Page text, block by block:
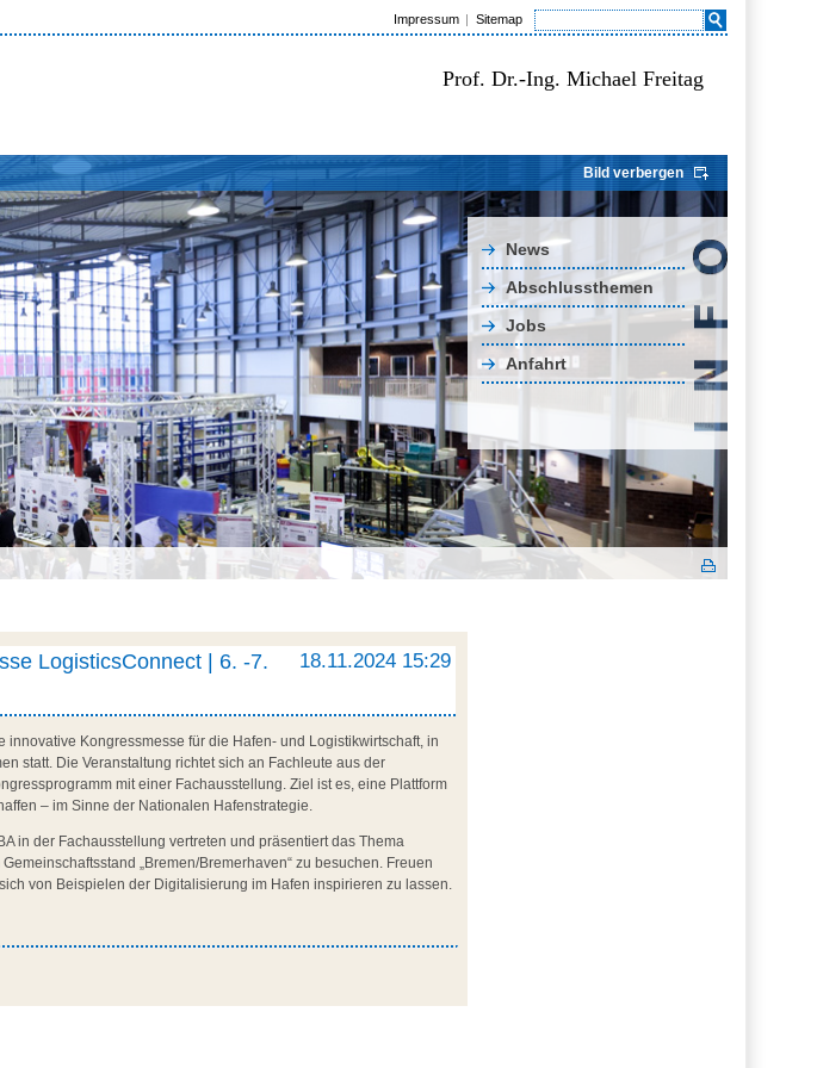
Impressum Sitemap
Prof. Dr.-Ing. Michael Freitag
Bild verbergen
News
Abschlussthemen
Jobs
Anfahrt
18.11.2024 15:29
LogisticsConnect | 6. -7.
Kongressmesse für die Hafen- und Logistikwirtschaft, in
statt. Die Veranstaltung richtet sich an Fachleute aus der
mit einer Fachausstellung. Ziel ist es, eine Plattform
– im Sinne der Nationalen Hafenstrategie.
in der Fachausstellung vertreten und präsentiert das Thema
„Bremen/Bremerhaven“ zu besuchen. Freuen
von Beispielen der Digitalisierung im Hafen inspirieren zu lassen.